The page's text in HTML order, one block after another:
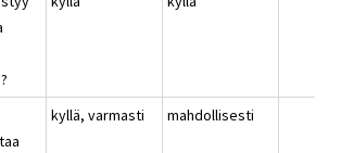
kyllä, varmasti mahdollisesti